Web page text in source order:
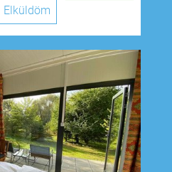
Elküldöm